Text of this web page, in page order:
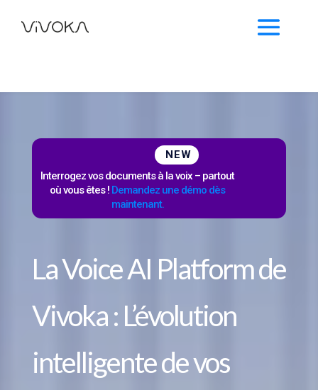
NEW
Interrogez vos documents à la voix – partout
où vous êtes ! Demandez une démo dès
maintenant.
La Voice AI Platform de
Vivoka : L’évolution
intelligente de vos